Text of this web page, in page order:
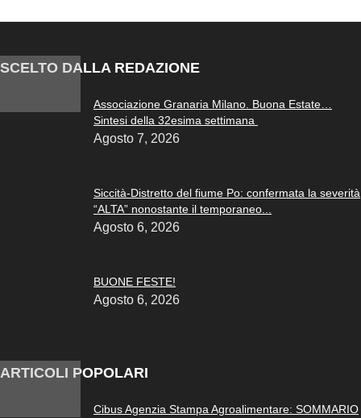
SCELTO DALLA REDAZIONE
Associazione Granaria Milano. Buona Estate…
Sintesi della 32esima settimana
Agosto 7, 2026
Siccità-Distretto del fiume Po: confermata la severità
“ALTA” nonostante il temporaneo...
Agosto 6, 2026
BUONE FESTE!
Agosto 6, 2026
ARTICOLI POPOLARI
Cibus Agenzia Stampa Agroalimentare: SOMMARIO